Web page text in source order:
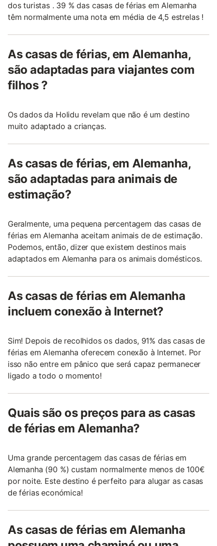
dos turistas . 39 % das casas de férias em Alemanha
têm normalmente uma nota em média de 4,5 estrelas !
As casas de férias, em Alemanha,
são adaptadas para viajantes com
filhos ?
Os dados da Holidu revelam que não é um destino
muito adaptado a crianças.
As casas de férias, em Alemanha,
são adaptadas para animais de
estimação?
Geralmente, uma pequena percentagem das casas de
férias em Alemanha aceitam animais de de estimação.
Podemos, então, dizer que existem destinos mais
adaptados em Alemanha para os animais domésticos.
As casas de férias em Alemanha
incluem conexão à Internet?
Sim! Depois de recolhidos os dados, 91% das casas de
férias em Alemanha oferecem conexão à Internet. Por
isso não entre em pânico que será capaz permanecer
ligado a todo o momento!
Quais são os preços para as casas
de férias em Alemanha?
Uma grande percentagem das casas de férias em
Alemanha (90 %) custam normalmente menos de 100€
por noite. Este destino é perfeito para alugar as casas
de férias económica!
As casas de férias em Alemanha